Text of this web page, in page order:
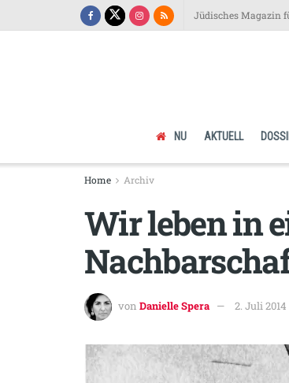
Jüdisches Magazin
NU AKTUELL
Home Archiv
Wir leben in
von Danielle Spera 2. Juli 2014